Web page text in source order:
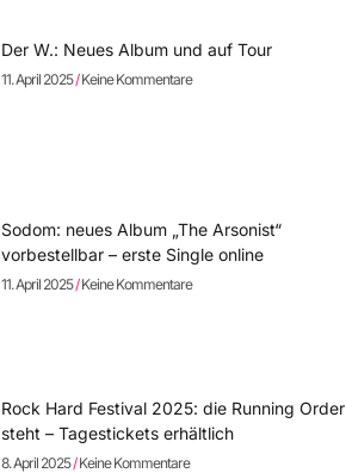
Der W.: Neues Album und auf Tour
11. April 2025 Keine Kommentare
Sodom: neues Album „The Arsonist“
vorbestellbar – erste Single online
11. April 2025 Keine Kommentare
Rock Hard Festival 2025: die Running Order
steht – Tagestickets erhältlich
8. April 2025 Keine Kommentare